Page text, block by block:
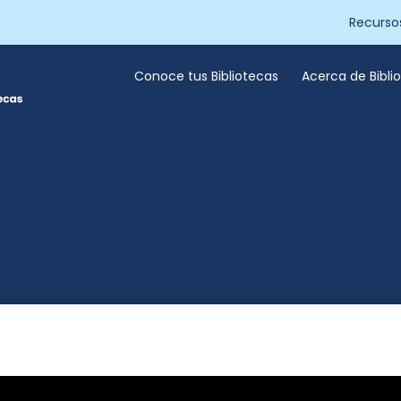
Conoce tus Bibliotecas Acerca de